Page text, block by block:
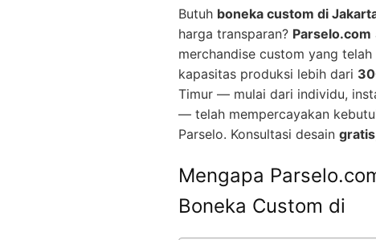
Butuh boneka custom di
harga transparan? Parselo.com
merchandise custom yang
kapasitas produksi lebih dari
Timur — mulai dari individu,
— telah mempercayakan
Parselo. Konsultasi desain gratis
Mengapa
Boneka Custom di